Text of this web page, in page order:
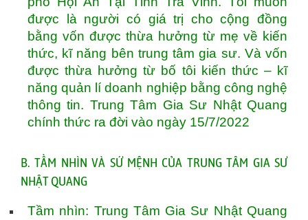
được là người có giá trị cho cộng đồng
bằng vốn được thừa hưởng từ mẹ về kiến
thức, kĩ năng bên trung tâm gia sư. Và vốn
được thừa hưởng từ bố tôi kiến thức – kĩ
năng quản lí doanh nghiệp bằng công nghệ
thông tin. Trung Tâm Gia Sư Nhật Quang
chính thức ra đời vào ngày 15/7/2022
B. TẦM NHÌN VÀ SỨ MỆNH CỦA TRUNG TÂM GIA SƯ
NHẬT QUANG
Tầm nhìn: Trung Tâm Gia Sư Nhật Quang